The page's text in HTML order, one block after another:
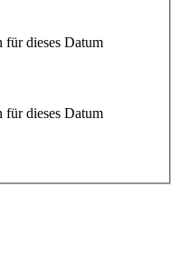
für dieses Datum
für dieses Datum